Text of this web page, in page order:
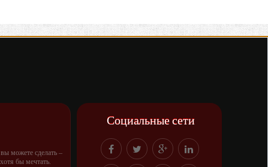
можете сделать –
бы мечтать.
Социальные сети